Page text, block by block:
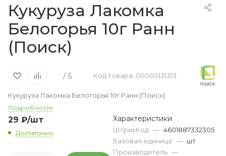
Кукуруза Лакомка
Белогорья 10г Ранн
(Поиск)
/ 5 Код товара: 00000131313
Кукуруза Лакомка Белогорья 10г Ранн (Поиск)
Подробности
29 ₽/шт
Достаточно
Характеристики
ШтрихКод — 4601887332305
Базовая единица — шт
Производитель —